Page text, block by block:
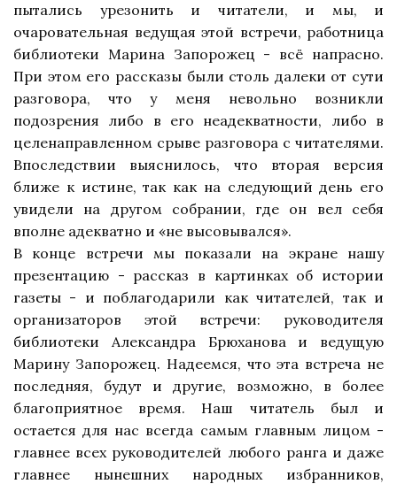
пытались урезонить и читатели, и мы, и
очаровательная ведущая этой встречи, работница
библиотеки Марина Запорожец - всё напрасно.
При этом его рассказы были столь далеки от сути
разговора, что у меня невольно возникли
подозрения либо в его неадекватности, либо в
целенаправленном срыве разговора с читателями.
Впоследствии выяснилось, что вторая версия
ближе к истине, так как на следующий день его
увидели на другом собрании, где он вел себя
вполне адекватно и «не высовывался».
В конце встречи мы показали на экране нашу
презентацию - рассказ в картинках об истории
газеты - и поблагодарили как читателей, так и
организаторов этой встречи: руководителя
библиотеки Александра Брюханова и ведущую
Марину Запорожец. Надеемся, что эта встреча не
последняя, будут и другие, возможно, в более
благоприятное время. Наш читатель был и
остается для нас всегда самым главным лицом -
главнее всех руководителей любого ранга и даже
главнее нынешних народных избранников,